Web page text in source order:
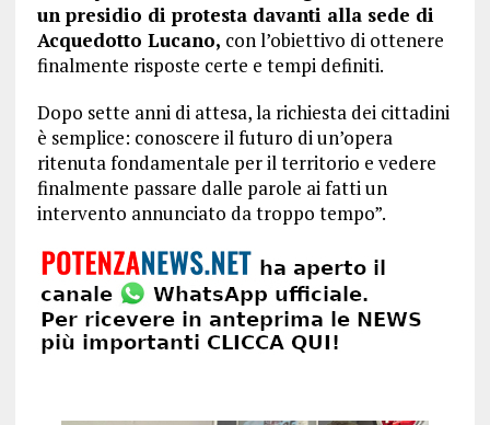
un presidio di protesta davanti alla sede di
Acquedotto Lucano, con l’obiettivo di ottenere
finalmente risposte certe e tempi definiti.
Dopo sette anni di attesa, la richiesta dei cittadini
è semplice: conoscere il futuro di un’opera
ritenuta fondamentale per il territorio e vedere
finalmente passare dalle parole ai fatti un
intervento annunciato da troppo tempo”.